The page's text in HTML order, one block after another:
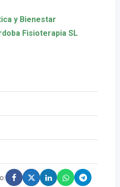
y Bienestar
Fisioterapia SL